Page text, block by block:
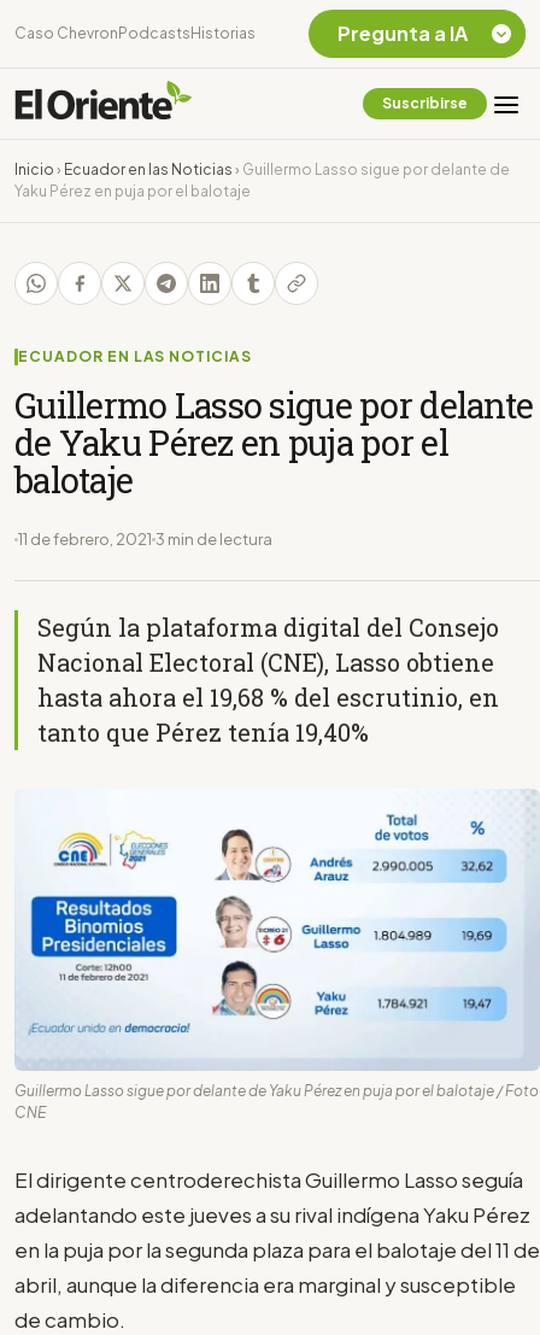
Caso Chevron Podcasts Historias
Suscribirse
Inicio › Ecuador en las Noticias › Guillermo Lasso sigue por delante de
Yaku Pérez en puja por el balotaje
ECUADOR EN LAS NOTICIAS
Guillermo Lasso sigue por delante
de Yaku Pérez en puja por el
balotaje
11 de febrero, 2021 3 min de lectura
Según la plataforma digital del Consejo
Nacional Electoral (CNE), Lasso obtiene
hasta ahora el 19,68 % del escrutinio, en
tanto que Pérez tenía 19,40%
Guillermo Lasso sigue por delante de Yaku Pérez en puja por el balotaje / Foto
CNE
El dirigente centroderechista Guillermo Lasso seguía
adelantando este jueves a su rival indígena Yaku Pérez
en la puja por la segunda plaza para el balotaje del 11 de
abril, aunque la diferencia era marginal y susceptible
de cambio.
Pregunta a IA
Chevron Ecuador